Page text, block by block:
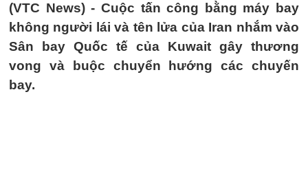
(VTC News) - Cuộc tấn công bằng máy bay
không người lái và tên lửa của Iran nhắm vào
Sân bay Quốc tế của Kuwait gây thương
vong và buộc chuyển hướng các chuyến
bay.